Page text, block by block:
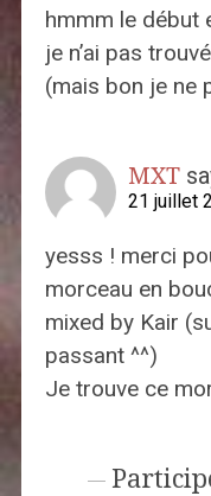
hmmm le début
je n’ai pas
(mais bon je ne
MXT
21 juillet
yesss ! merci
morceau en
mixed by Kair
passant ^^)
Je trouve ce